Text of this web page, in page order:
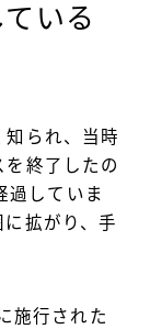
いる
られ、当時
終了したの
過していま
拡がり、手
施行された